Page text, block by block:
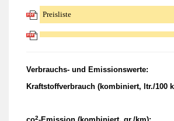
Preisliste
Verbrauchs- und Emissionswerte:
Kraftstoffverbrauch (kombiniert, ltr./100
2